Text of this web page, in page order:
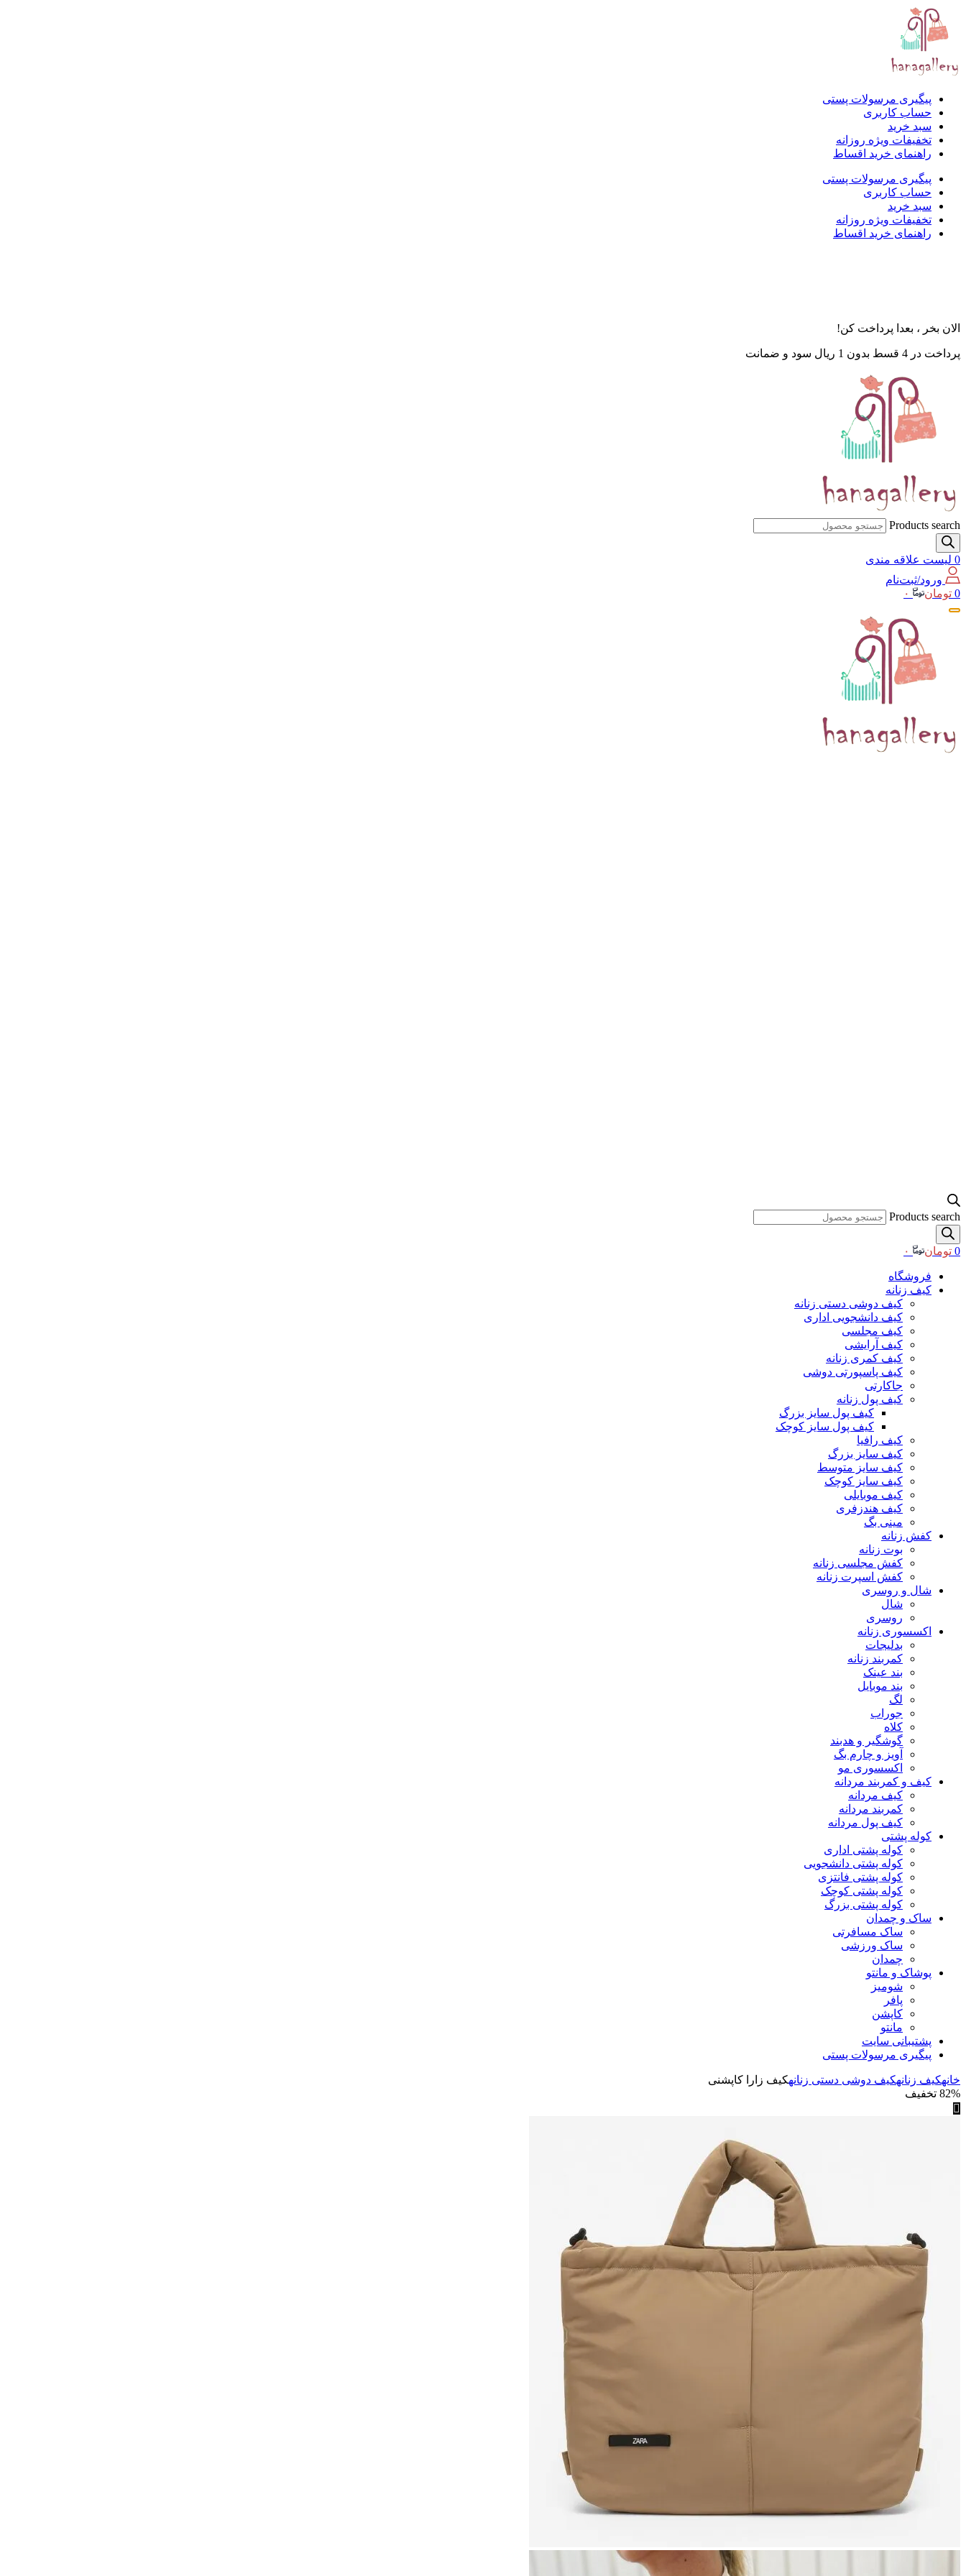
پیگیری مرسولات پستی
حساب کاربری
سبد خرید
تخفیفات ویژه روزانه
راهنمای خرید اقساط
پیگیری مرسولات پستی
حساب کاربری
سبد خرید
تخفیفات ویژه روزانه
راهنمای خرید اقساط
الان بخر ، بعدا پرداخت کن!
پرداخت در 4 قسط بدون 1 ریال سود و ضمانت
Products search
0 لیست علاقه مندی
ورود/ثبت‌نام
0 تومان
Products search
0 تومان
فروشگاه
کیف زنانه
کیف دوشی دستی زنانه
کیف دانشجویی اداری
کیف مجلسی
کیف آرایشی
کیف کمری زنانه
کیف پاسپورتی دوشی
جاکارتی
کیف پول زنانه
کیف پول سایز بزرگ
کیف پول سایز کوچک
کیف رافیا
کیف سایز بزرگ
کیف سایز متوسط
کیف سایز کوچک
کیف موبایلی
کیف هندزفری
مینی بگ
کفش زنانه
بوت زنانه
کفش مجلسی زنانه
کفش اسپرت زنانه
شال و روسری
شال
روسری
اکسسوری زنانه
بدلیجات
کمربند زنانه
بند عینک
بند موبایل
لگ
جوراب
کلاه
گوشگیر و هدبند
آویز و چارم بگ
اکسسوری مو
کیف و کمربند مردانه
کیف مردانه
کمربند مردانه
کیف پول مردانه
کوله پشتی
کوله پشتی اداری
کوله پشتی دانشجویی
کوله پشتی فانتزی
کوله پشتی کوچک
کوله پشتی بزرگ
ساک و چمدان
ساک مسافرتی
ساک ورزشی
چمدان
پوشاک و مانتو
شومیز
پافر
کاپشن
مانتو
پشتیبانی سایت
پیگیری مرسولات پستی
خانهکیف زنانهکیف دوشی دستی زنانهکیف زارا کاپشنی
82% تخفیف